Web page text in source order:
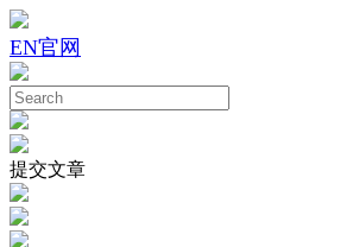
EN官网
提交文章